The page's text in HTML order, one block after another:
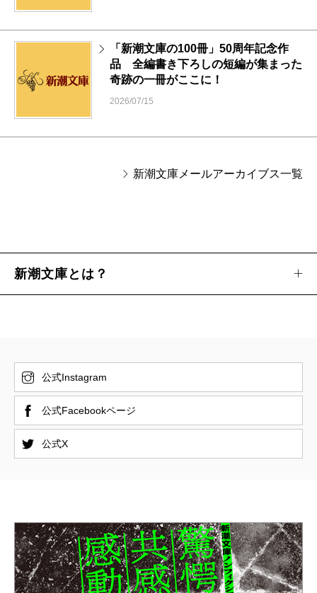
「新潮文庫の100冊」50周年記念作
品 全編書き下ろしの短編が集まった
奇跡の一冊がここに！
2026/07/15
新潮文庫メールアーカイブス一覧
新潮文庫とは？
公式Instagram
公式Facebookページ
公式X